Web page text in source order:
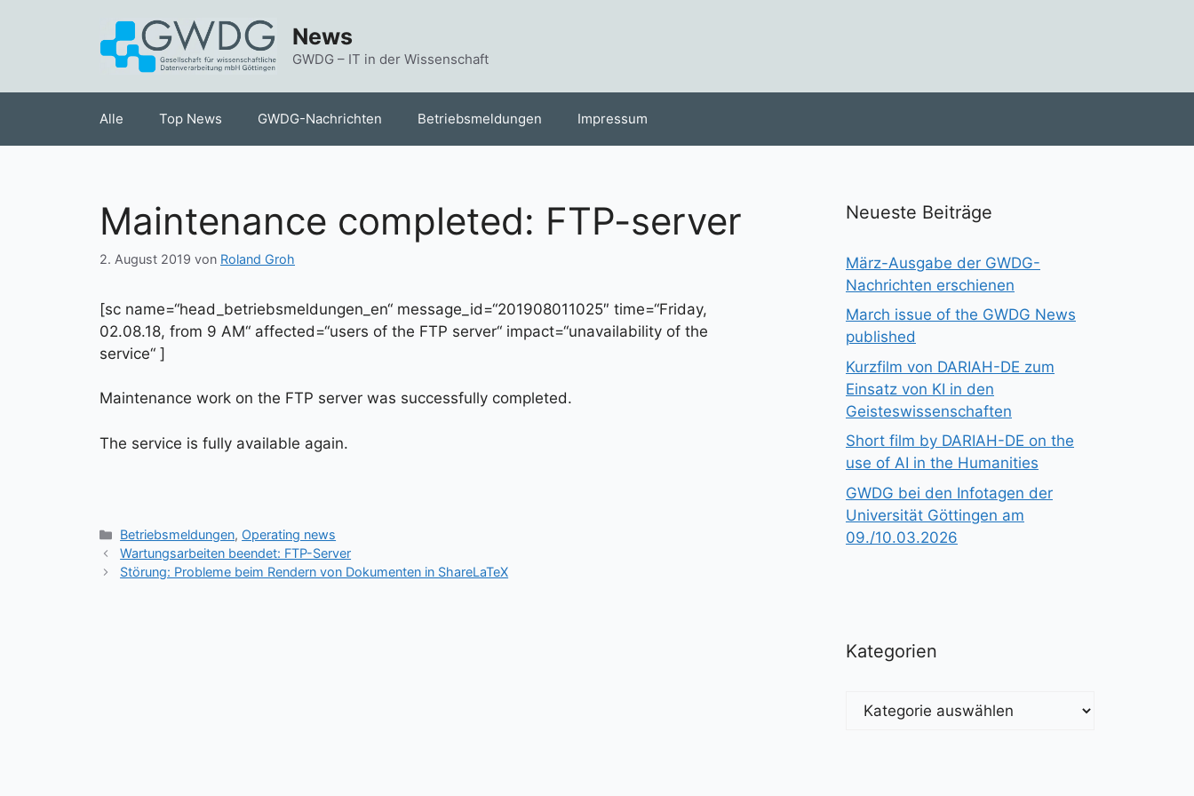
News
GWDG – IT in der Wissenschaft
Alle Top News GWDG-Nachrichten Betriebsmeldungen Impressum
Maintenance completed: FTP-server
2. August 2019 von Roland Groh
[sc name=“head_betriebsmeldungen_en“ message_id=“201908011025″ time=“Friday,
02.08.18, from 9 AM“ affected=“users of the FTP server“ impact=“unavailability of the
service“ ]
Maintenance work on the FTP server was successfully completed.
The service is fully available again.
Kategorien
Betriebsmeldungen, Operating news
Wartungsarbeiten beendet: FTP-Server
Störung: Probleme beim Rendern von Dokumenten in ShareLaTeX
Neueste Beiträge
März-Ausgabe der GWDG-
Nachrichten erschienen
March issue of the GWDG News
published
Kurzfilm von DARIAH-DE zum
Einsatz von KI in den
Geisteswissenschaften
Short film by DARIAH-DE on the
use of AI in the Humanities
GWDG bei den Infotagen der
Universität Göttingen am
09./10.03.2026
Kategorien
Kategorien